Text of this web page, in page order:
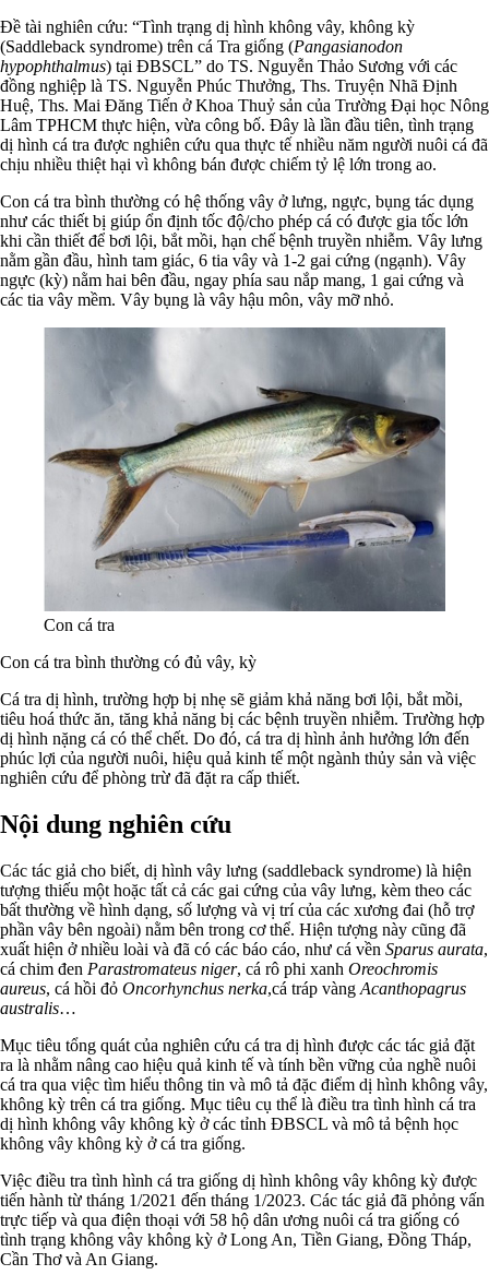
Đề tài nghiên cứu: “Tình trạng dị hình không vây, không kỳ
(Saddleback syndrome) trên cá Tra giống (Pangasianodon
hypophthalmus) tại ĐBSCL” do TS. Nguyễn Thảo Sương với các
đồng nghiệp là TS. Nguyễn Phúc Thưởng, Ths. Truyện Nhã Định
Huệ, Ths. Mai Đăng Tiến ở Khoa Thuỷ sản của Trường Đại học Nông
Lâm TPHCM thực hiện, vừa công bố. Đây là lần đầu tiên, tình trạng
dị hình cá tra được nghiên cứu qua thực tế nhiều năm người nuôi cá đã
chịu nhiều thiệt hại vì không bán được chiếm tỷ lệ lớn trong ao.
Con cá tra bình thường có hệ thống vây ở lưng, ngực, bụng tác dụng
như các thiết bị giúp ổn định tốc độ/cho phép cá có được gia tốc lớn
khi cần thiết để bơi lội, bắt mồi, hạn chế bệnh truyền nhiễm. Vây lưng
nằm gần đầu, hình tam giác, 6 tia vây và 1-2 gai cứng (ngạnh). Vây
ngực (kỳ) nằm hai bên đầu, ngay phía sau nắp mang, 1 gai cứng và
các tia vây mềm. Vây bụng là vây hậu môn, vây mỡ nhỏ.
Con cá tra
Con cá tra bình thường có đủ vây, kỳ
Cá tra dị hình, trường hợp bị nhẹ sẽ giảm khả năng bơi lội, bắt mồi,
tiêu hoá thức ăn, tăng khả năng bị các bệnh truyền nhiễm. Trường hợp
dị hình nặng cá có thể chết. Do đó, cá tra dị hình ảnh hưởng lớn đến
phúc lợi của người nuôi, hiệu quả kinh tế một ngành thủy sản và việc
nghiên cứu để phòng trừ đã đặt ra cấp thiết.
Nội dung nghiên cứu
Các tác giả cho biết, dị hình vây lưng (saddleback syndrome) là hiện
tượng thiếu một hoặc tất cả các gai cứng của vây lưng, kèm theo các
bất thường về hình dạng, số lượng và vị trí của các xương đai (hỗ trợ
phần vây bên ngoài) nằm bên trong cơ thể. Hiện tượng này cũng đã
xuất hiện ở nhiều loài và đã có các báo cáo, như cá vền Sparus aurata,
cá chim đen Parastromateus niger, cá rô phi xanh Oreochromis
aureus, cá hồi đỏ Oncorhynchus nerka,cá tráp vàng Acanthopagrus
australis…
Mục tiêu tổng quát của nghiên cứu cá tra dị hình được các tác giả đặt
ra là nhằm nâng cao hiệu quả kinh tế và tính bền vững của nghề nuôi
cá tra qua việc tìm hiểu thông tin và mô tả đặc điểm dị hình không vây,
không kỳ trên cá tra giống. Mục tiêu cụ thể là điều tra tình hình cá tra
dị hình không vây không kỳ ở các tỉnh ĐBSCL và mô tả bệnh học
không vây không kỳ ở cá tra giống.
Việc điều tra tình hình cá tra giống dị hình không vây không kỳ được
tiến hành từ tháng 1/2021 đến tháng 1/2023. Các tác giả đã phỏng vấn
trực tiếp và qua điện thoại với 58 hộ dân ương nuôi cá tra giống có
tình trạng không vây không kỳ ở Long An, Tiền Giang, Đồng Tháp,
Cần Thơ và An Giang.